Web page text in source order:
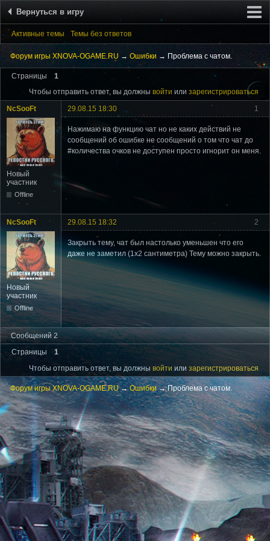
Вернуться в игру
Форум
Поиск
Вход
Активные темы Темы без ответов
Форум игры XNOVA-OGAME.RU → Ошибки → Проблема с чатом.
Страницы
1
Чтобы отправить ответ, вы должны войти или зарегистрироваться
1
NcSooFt 29.08.15 18:30
Новый
участник
Offline
Нажимаю на функцию чат но не каких действий не
сообщений об ошибке не сообщений о том что чат до
#количества очков не доступен просто игнорит он меня.
2
NcSooFt 29.08.15 18:32
Новый
участник
Offline
Закрыть тему, чат был настолько уменьшен что его
даже не заметил (1х2 сантиметра) Тему можно закрыть.
Сообщений 2
Страницы
1
Чтобы отправить ответ, вы должны войтиили зарегистрироваться
Форум игры XNOVA-OGAME.RU →Ошибки →Проблема с чатом.